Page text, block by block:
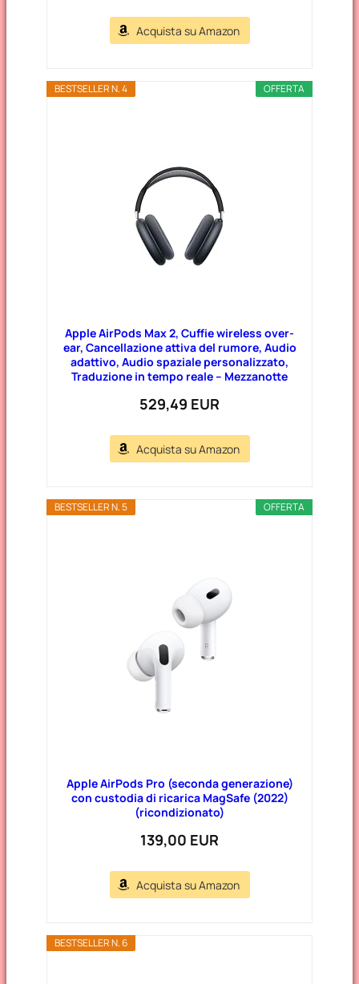
Acquista su Amazon
OFFERTA
BESTSELLER N. 4
Apple AirPods Max 2, Cuffie wireless over-
ear, Cancellazione attiva del rumore, Audio
adattivo, Audio spaziale personalizzato,
Traduzione in tempo reale – Mezzanotte
529,49 EUR
Acquista su Amazon
OFFERTA
BESTSELLER N. 5
Apple AirPods Pro (seconda generazione)
con custodia di ricarica MagSafe (2022)
(ricondizionato)
139,00 EUR
Acquista su Amazon
BESTSELLER N. 6